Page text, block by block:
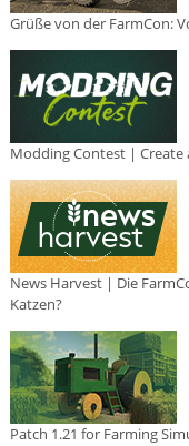
Grüße von der FarmCon:
Modding Contest | Create
News Harvest | Die
Katzen?
Patch 1.21 for Farming